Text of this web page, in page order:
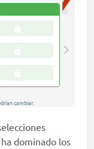
dominado los